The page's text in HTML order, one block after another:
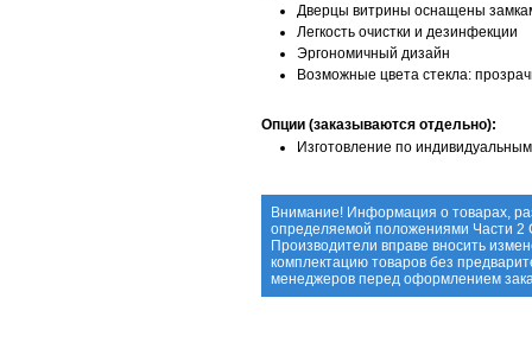
Дверцы витрины оснащены
Легкость очистки и дезинфекции
Эргономичный дизайн
Возможные цвета стекла:
Опции (заказываются отдельно):
Изготовление по
Внимание! Информация о товарах,
определяемой положениями Части 2
Производители вправе вносить
комплектацию товаров без
менеджеров перед оформлением